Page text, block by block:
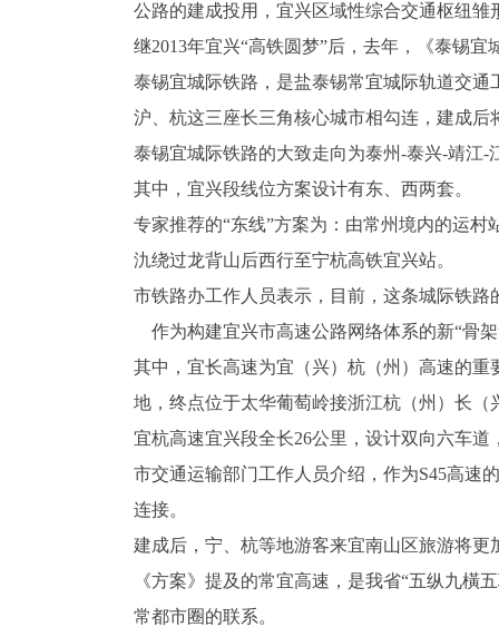
公路的建成投用，宜兴区域性综合交通枢纽雏
继2013年宜兴“高铁圆梦”后，去年，《泰锡
泰锡宜城际铁路，是盐泰锡常宜城际轨道交
沪、杭这三座长三角核心城市相勾连，建成
泰锡宜城际铁路的大致走向为泰州-泰兴-靖江-
其中，宜兴段线位方案设计有东、西两套。
专家推荐的“东线”方案为：由常州境内的运
氿绕过龙背山后西行至宁杭高铁宜兴站。
市铁路办工作人员表示，目前，这条城际铁
作为构建宜兴市高速公路网络体系的新“骨
其中，宜长高速为宜（兴）杭（州）高速的
地，终点位于太华葡萄岭接浙江杭（州）长（
宜杭高速宜兴段全长26公里，设计双向六车道
市交通运输部门工作人员介绍，作为S45高速
连接。
建成后，宁、杭等地游客来宜南山区旅游将
《方案》提及的常宜高速，是我省“五纵九橫
常都市圈的联系。